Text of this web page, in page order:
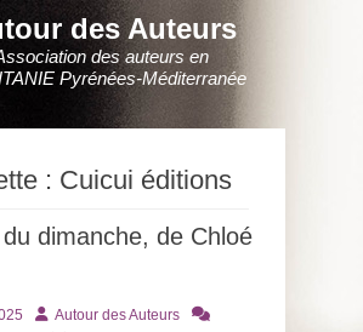
des Auteurs
des auteurs en
Pyrénées-Méditerranée
: Cuicui éditions
dimanche, de Chloé
AuteurAutour des Auteurs